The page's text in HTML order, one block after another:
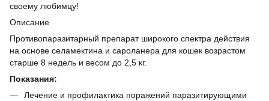
своему любимцу!
Описание
Противопаразитарный препарат широкого спектра действия
на основе селамектина и сароланера для кошек возрастом
старше 8 недель и весом до 2,5 кг.
Показания:
Лечение и профилактика поражений паразитирующими